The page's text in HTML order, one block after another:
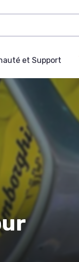
et Support